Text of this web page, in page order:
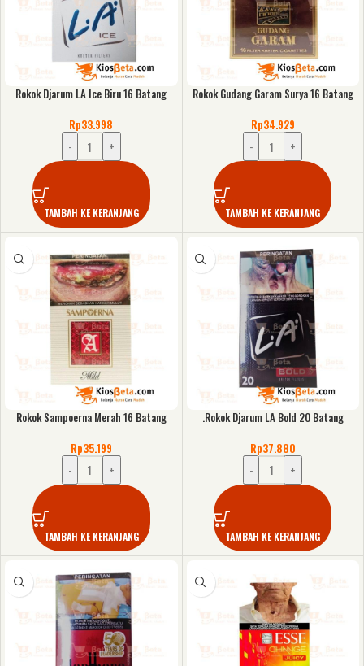
Rokok Djarum LA Ice Biru 16 Batang
Rp33.998
-
+
TAMBAH KE KERANJANG
Rokok Gudang Garam Surya 16 Batang
Rp34.929
-
+
TAMBAH KE KERANJANG
Rokok Sampoerna Merah 16 Batang
Rp35.199
-
+
TAMBAH KE KERANJANG
.Rokok Djarum LA Bold 20 Batang
Rp37.880
-
+
TAMBAH KE KERANJANG